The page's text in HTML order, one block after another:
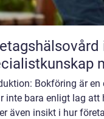
i båstad när
Bokföring är
inte bara enligt lag
även insikt i hur